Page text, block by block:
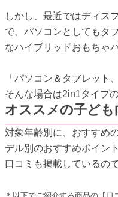
しかし、最近ではディス
で、パソコンとしてもタ
なハイブリッドおもちゃ
「パソコン＆タブレット
そんな場合は2in1タイプ
オススメの子ども
対象年齢別に、おすすめ
デル別のおすすめポイン
口コミも掲載しているの